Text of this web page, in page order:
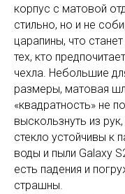
корпус с матовой
стильно, но и не
царапины, что
тех, кто
чехла. Небольшие
размеры, матовая
«квадратность» не
выскользнуть из
стекло устойчивы к
воды и пыли Galaxy
есть падения и
страшны.